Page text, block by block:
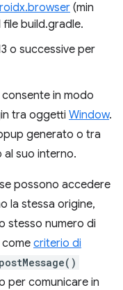
(min
build.gradle.
o successive per
consente in modo
tra oggetti Window.
generato o tra
suo interno.
possono accedere
la stessa origine,
stesso numero di
criterio di
per comunicare in